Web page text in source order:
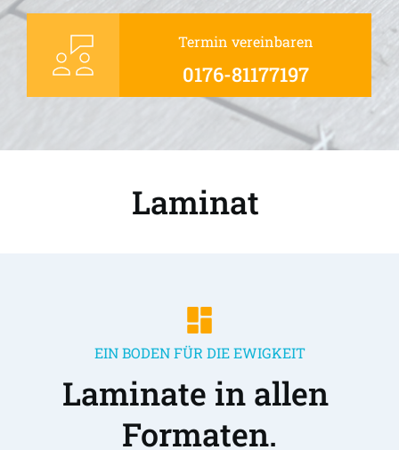
Termin vereinbaren
0176-81177197
Laminat
EIN BODEN FÜR DIE EWIGKEIT
Laminate in allen
Formaten.